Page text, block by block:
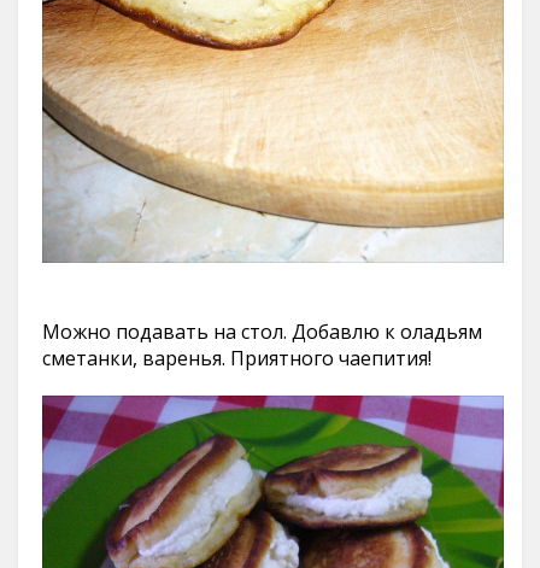
Можно подавать на стол. Добавлю к оладьям
сметанки, варенья. Приятного чаепития!